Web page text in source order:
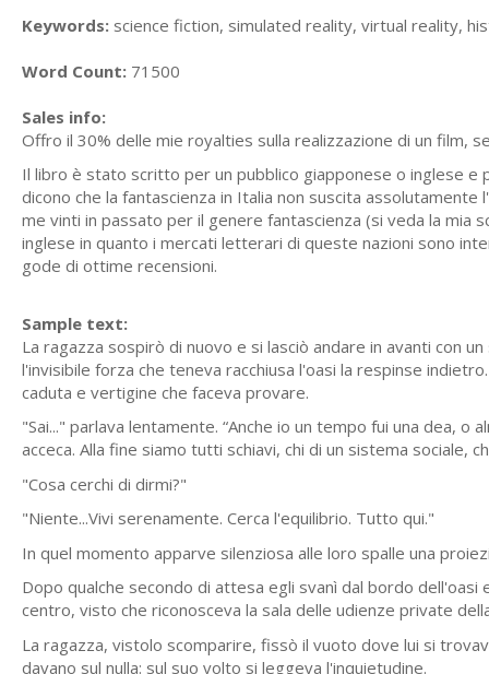
Keywords: science fiction, simulated reality, virtual reality,
Word Count: 71500
Sales info:
Offro il 30% delle mie royalties sulla realizzazione di un film,
Il libro è stato scritto per un pubblico giapponese o inglese
dicono che la fantascienza in Italia non suscita
me vinti in passato per il genere fantascienza (si veda la mia
inglese in quanto i mercati letterari di queste nazioni sono
gode di ottime recensioni.
Sample text:
La ragazza sospirò di nuovo e si lasciò andare in avanti con
l'invisibile forza che teneva racchiusa l'oasi la respinse
caduta e vertigine che faceva provare.
"Sai..." parlava lentamente. “Anche io un tempo fui una dea,
acceca. Alla fine siamo tutti schiavi, chi di un sistema sociale,
"Cosa cerchi di dirmi?"
"Niente...Vivi serenamente. Cerca l'equilibrio. Tutto qui."
In quel momento apparve silenziosa alle loro spalle una
Dopo qualche secondo di attesa egli svanì dal bordo
centro, visto che riconosceva la sala delle udienze private
La ragazza, vistolo scomparire, fissò il vuoto dove lui si
davano sul nulla: sul suo volto si leggeva l'inquietudine.